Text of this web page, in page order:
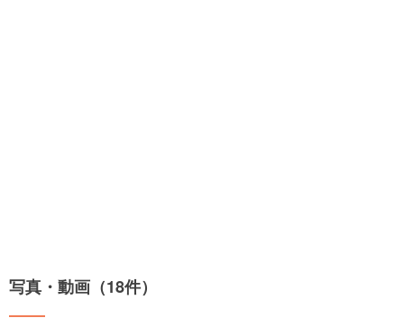
写真・動画（18件）